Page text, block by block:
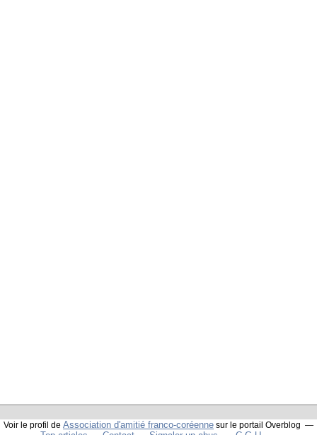
Voir le profil de Association d'amitié franco-coréenne sur le portail Overblog